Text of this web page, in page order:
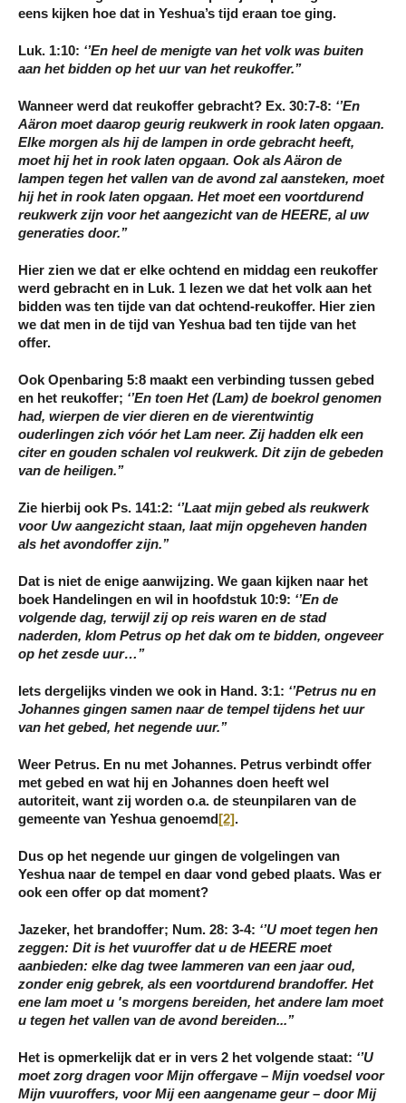
eens kijken hoe dat in Yeshua’s tijd eraan toe ging.
Luk. 1:10: ‘’En heel de menigte van het volk was buiten
aan het bidden op het uur van het reukoffer.’’
Wanneer werd dat reukoffer gebracht? Ex. 30:7-8: ‘’En
Aäron moet daarop geurig reukwerkin rook laten opgaan.
Elke morgen als hij de lampen in orde gebracht heeft,
moet hij het in rook laten opgaan. Ook als Aäron de
lampen tegen het vallen van de avondzal aansteken, moet
hij het in rook laten opgaan. Het moet een voortdurend
reukwerk zijn voor het aangezicht van de HEERE, al uw
generaties door.’’
Hier zien we dat er elke ochtend en middag een reukoffer
werd gebracht en in Luk. 1 lezen we dat het volk aan het
bidden was ten tijde van dat ochtend-reukoffer. Hier zien
we dat men in de tijd van Yeshua bad ten tijde van het
offer.
Ook Openbaring 5:8 maakt een verbinding tussen gebed
en het reukoffer; ‘’En toen Het (Lam) de boekrol genomen
had, wierpen de vier dieren en de vierentwintig
ouderlingen zich vóór het Lam neer. Zij hadden elk een
citer en gouden schalen vol reukwerk. Dit zijn de gebeden
van de heiligen.’’
Zie hierbij ook Ps. 141:2: ‘’Laat mijn gebed als reukwerk
voor Uw aangezicht staan, laat mijn opgeheven handen
als het avondofferzijn.’’
Dat is niet de enige aanwijzing. We gaan kijken naar het
boek Handelingen en wil in hoofdstuk 10:9: ‘’En de
volgende dag, terwijl zij op reis waren en de stad
naderden, klom Petrus op het dakom te bidden, ongeveer
op het zesde uur…’’
Iets dergelijks vinden we ook in Hand. 3:1: ‘’Petrus nu en
Johannes gingen samen naar de tempel tijdens het uur
van het gebed, het negende uur.’’
Weer Petrus. En nu met Johannes. Petrus verbindt offer
met gebed en wat hij en Johannes doen heeft wel
autoriteit, want zij worden o.a. de steunpilaren van de
gemeente van Yeshua genoemd[2].
Dus op het negende uur gingen de volgelingen van
Yeshua naar de tempel en daar vond gebed plaats. Was er
ook een offer op dat moment?
Jazeker, het brandoffer; Num. 28: 3-4: ‘’U moet tegen hen
zeggen: Dit is het vuuroffer dat u de HEERE moet
aanbieden: elke dag twee lammeren van een jaar oud,
zonder enig gebrek, als een voortdurend brandoffer. Het
ene lam moet u 's morgens bereiden, het andere lam moet
u tegen het vallen van de avondbereiden...’’
Het is opmerkelijk dat er in vers 2 het volgende staat: ‘’U
moet zorg dragen voor Mijn offergave – Mijn voedsel voor
Mijn vuuroffers, voor Mij een aangename geur – door Mij